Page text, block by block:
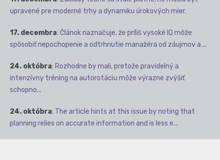
upravené pre moderné trhy a dynamiku úrokových mier.
17. decembra: Článok naznačuje, že príliš vysoké IQ môže
spôsobiť nepochopenie a odtrhnutie manažéra od záujmov a ...
24. októbra: Rozhodne by mali, pretože pravidelný a
intenzívny tréning na autorotáciu môže výrazne zvýšiť
schopno...
24. októbra: The article hints at this issue by noting that
planning relies on accurate information and is less e...